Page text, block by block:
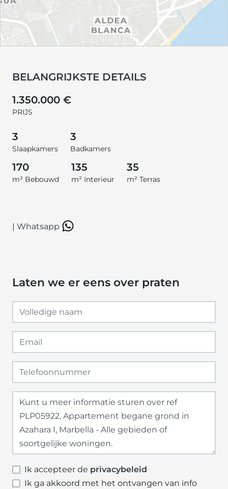
BELANGRIJKSTE DETAILS
1.350.000 €
PRIJS
3
Slaapkamers
3
Badkamers
170
m² Bebouwd
135
m² Interieur
35
m² Terras
| Whatsapp
Laten we er eens over praten
Ik accepteer de privacybeleid
Ik ga akkoord met het ontvangen van info